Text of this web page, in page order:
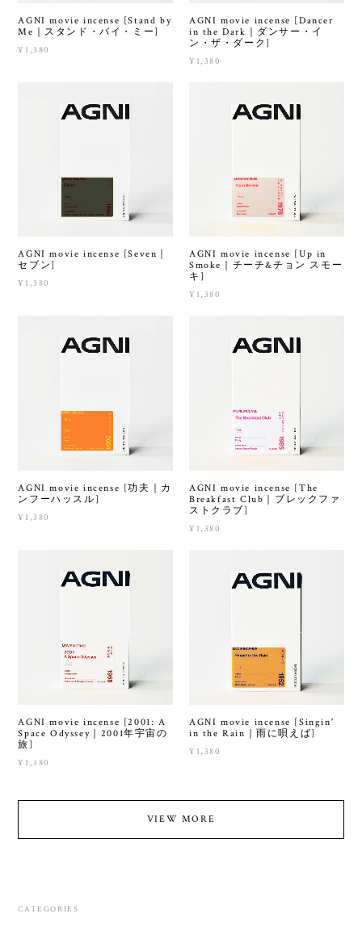
AGNI movie incense [Stand by
Me｜スタンド・バイ・ミー]
¥1,380
AGNI movie incense [Dancer
in the Dark｜ダンサー・イ
ン・ザ・ダーク]
¥1,380
AGNI movie incense [Seven｜
セブン]
¥1,380
AGNI movie incense [Up in
Smoke｜チーチ&チョン スモー
キ]
¥1,380
AGNI movie incense [功夫｜カ
ンフーハッスル]
¥1,380
AGNI movie incense [The
Breakfast Club｜ブレックファ
ストクラブ]
¥1,380
AGNI movie incense [2001: A
Space Odyssey｜2001年宇宙の
旅]
¥1,380
AGNI movie incense [Singin'
in the Rain｜雨に唄えば]
¥1,380
VIEW MORE
CATEGORIES